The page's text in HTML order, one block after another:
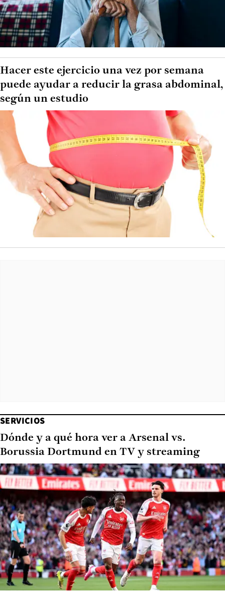
Hacer este ejercicio una vez por semana
puede ayudar a reducir la grasa abdominal,
según un estudio
SERVICIOS
Dónde y a qué hora ver a Arsenal vs.
Borussia Dortmund en TV y streaming